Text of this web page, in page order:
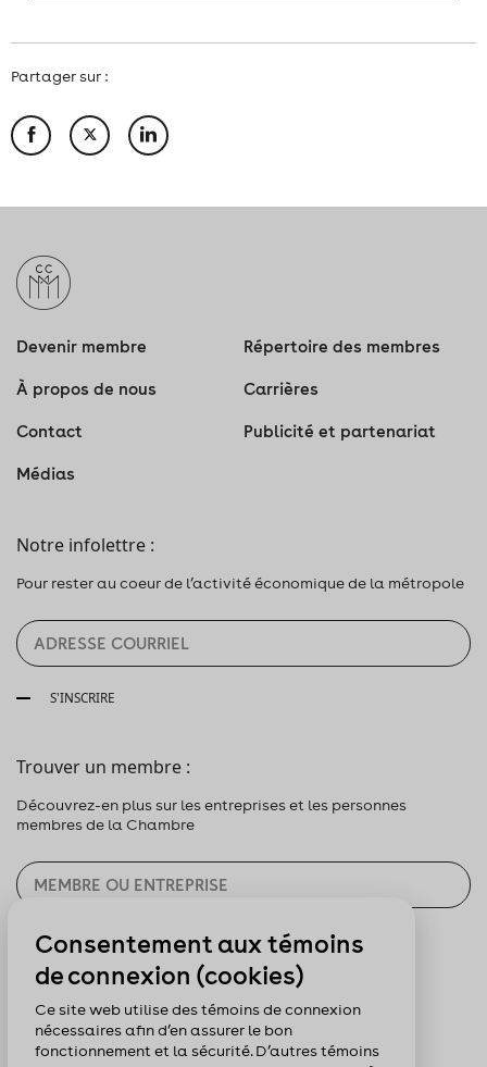
Partager sur :
Devenir membre Répertoire des membres
À propos de nous Carrières
Contact Publicité et partenariat
Médias
Notre infolettre :
Pour rester au coeur de l’activité économique de la métropole
S'INSCRIRE
Trouver un membre :
Découvrez-en plus sur les entreprises et les personnes
membres de la Chambre
CHERCHER
Pour nous suivre :
Consentement aux témoins
de connexion (cookies)
Ce site web utilise des témoins de connexion
nécessaires afin d’en assurer le bon
fonctionnement et la sécurité. D’autres témoins